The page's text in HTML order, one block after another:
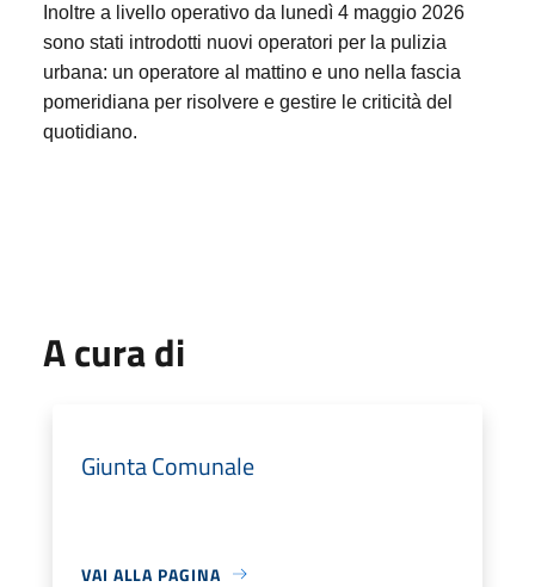
Inoltre a livello operativo da lunedì 4 maggio 2026
sono stati introdotti nuovi operatori per la pulizia
urbana: un operatore al mattino e uno nella fascia
pomeridiana per risolvere e gestire le criticità del
quotidiano.
A cura di
Giunta Comunale
VAI ALLA PAGINA